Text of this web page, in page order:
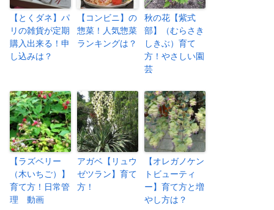
【とくダネ】パ
リの雑貨が定期
購入出来る！申
し込みは？
【コンビニ】の
惣菜！人気惣菜
ランキングは？
秋の花【紫式
部】（むらさき
しきぶ）育て
方！やさしい園
芸
【ラズベリー
（木いちご）】
育て方！日常管
理 動画
アガベ【リュウ
ゼツラン】育て
方！
【オレガノケン
トビューティ
ー】育て方と増
やし方は？